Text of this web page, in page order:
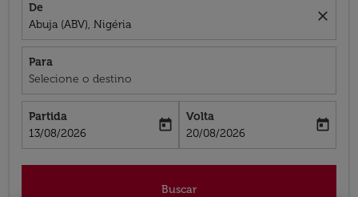
De
Abuja (ABV), Nigéria
close
Para
Selecione o destino
Partida
fc-booking-departure-date-aria-label
13/08/2026
today
Volta
fc-booking-return-date-aria-label
20/08/2026
today
Buscar